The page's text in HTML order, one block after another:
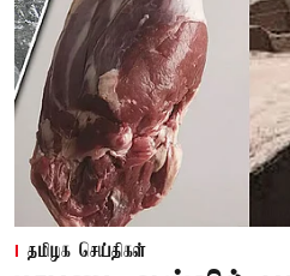
தமிழக செய்திகள்